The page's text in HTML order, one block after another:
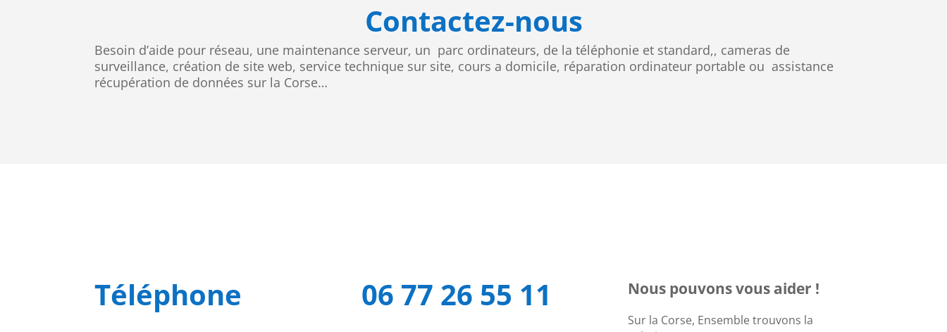
Contactez-nous
Besoin d’aide pour réseau, une maintenance serveur, un parc ordinateurs, de la téléphonie et standard,, cameras de
surveillance, création de site web, service technique sur site, cours a domicile, réparation ordinateur portable ou assistance
récupération de données sur la Corse…
Téléphone 06 77 26 55 11 Nous pouvons vous aider !
Sur la Corse, Ensemble trouvons la